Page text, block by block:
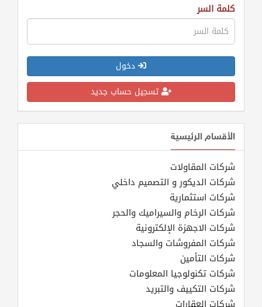
كلمة السر
دخول
تسجيل حساب جديد
الأقسام الرئيسية
شركات المقاولات
شركات الديكور و التصميم داخلي
شركات استثمارية
شركات الرخام والسيراميك والحجر
شركات الاجهزة الإلكترونية
شركات المفروشات والسجاد
شركات التأمين
شركات تكنولوجيا المعلومات
شركات التكييف والتبريد